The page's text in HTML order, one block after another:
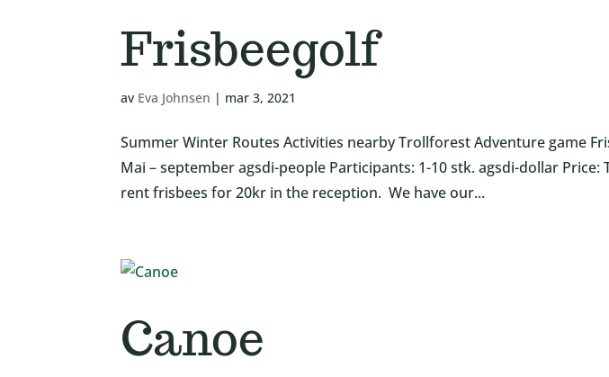
Frisbeegolf
av Eva Johnsen | mar 3, 2021
Summer Winter Routes Activities nearby Trollforest Adventure game
Mai – september agsdi-people Participants: 1-10 stk. agsdi-dollar Price:
rent frisbees for 20kr in the reception. We have our...
Canoe